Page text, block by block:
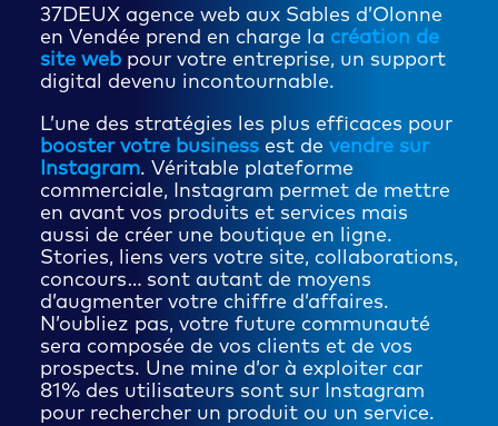
37DEUX agence web aux Sables d’Olonne
en Vendée prend en charge la création de
site web pour votre entreprise, un support
digital devenu incontournable.
L’une des stratégies les plus efficaces pour
booster votre business est de vendre sur
Instagram. Véritable plateforme
commerciale, Instagram permet de mettre
en avant vos produits et services mais
aussi de créer une boutique en ligne.
Stories, liens vers votre site, collaborations,
concours… sont autant de moyens
d’augmenter votre chiffre d’affaires.
N’oubliez pas, votre future communauté
sera composée de vos clients et de vos
prospects. Une mine d’or à exploiter car
81% des utilisateurs sont sur Instagram
pour rechercher un produit ou un service.